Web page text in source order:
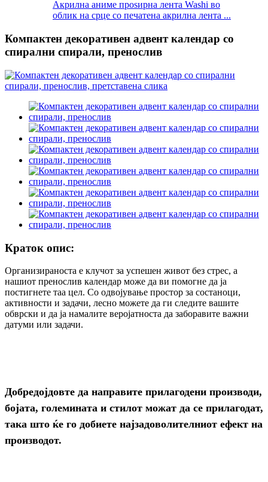
Акрилна аниме проѕирна лента Washi во
облик на срце со печатена акрилна лента ...
Компактен декоративен адвент календар со
спирални спирали, пренослив
Краток опис:
Организираноста е клучот за успешен живот без стрес, а
нашиот пренослив календар може да ви помогне да ја
постигнете таа цел. Со одвојување простор за состаноци,
активности и задачи, лесно можете да ги следите вашите
обврски и да ја намалите веројатноста да заборавите важни
датуми или задачи.
Добредојдовте да направите прилагодени производи,
бојата, големината и стилот можат да се прилагодат,
така што ќе го добиете најзадоволителниот ефект на
производот.